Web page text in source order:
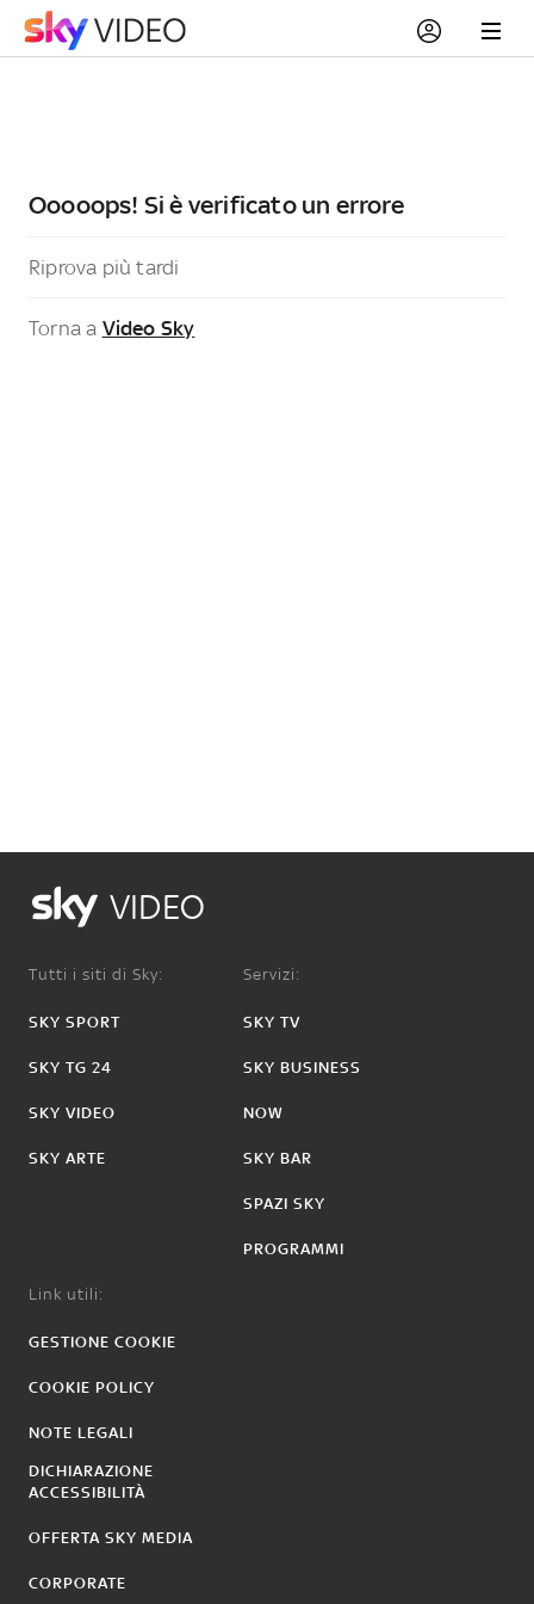
Ooooops! Si è verificato un errore
Riprova più tardi
Torna a Video Sky
VIDEO
Tutti i siti di Sky:
SKY SPORT
SKY TG 24
SKY VIDEO
SKY ARTE
Servizi:
SKY TV
SKY BUSINESS
NOW
SKY BAR
SPAZI SKY
PROGRAMMI
Link utili:
GESTIONE COOKIE
COOKIE POLICY
NOTE LEGALI
DICHIARAZIONE
ACCESSIBILITÀ
OFFERTA SKY MEDIA
CORPORATE